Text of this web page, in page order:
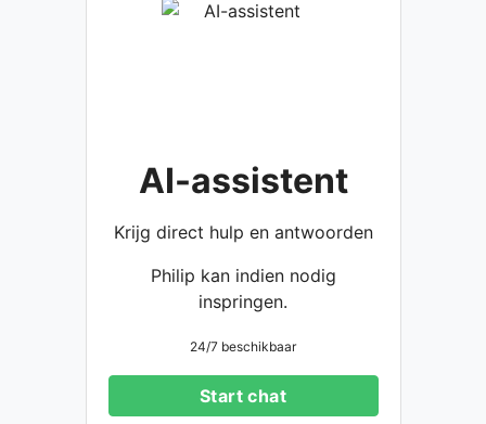
AI-assistent
Krijg direct hulp en antwoorden
Philip kan indien nodig
inspringen.
24/7 beschikbaar
Start chat